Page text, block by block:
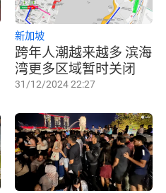
跨年人潮越来越多 滨海
湾更多区域暂时关闭
新加坡
31/12/2024 22:27